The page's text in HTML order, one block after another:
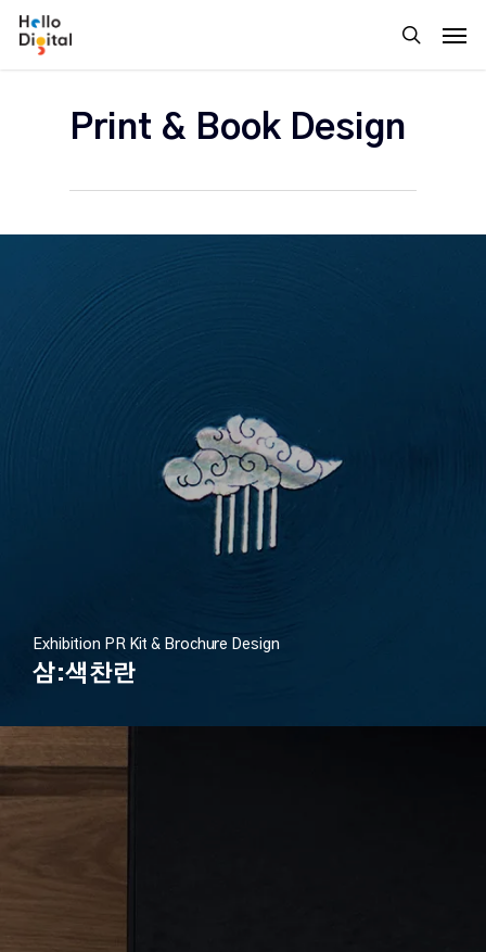
Skip
search
Print & Book Design
Exhibition PR Kit & Brochure Design
삼:색찬란